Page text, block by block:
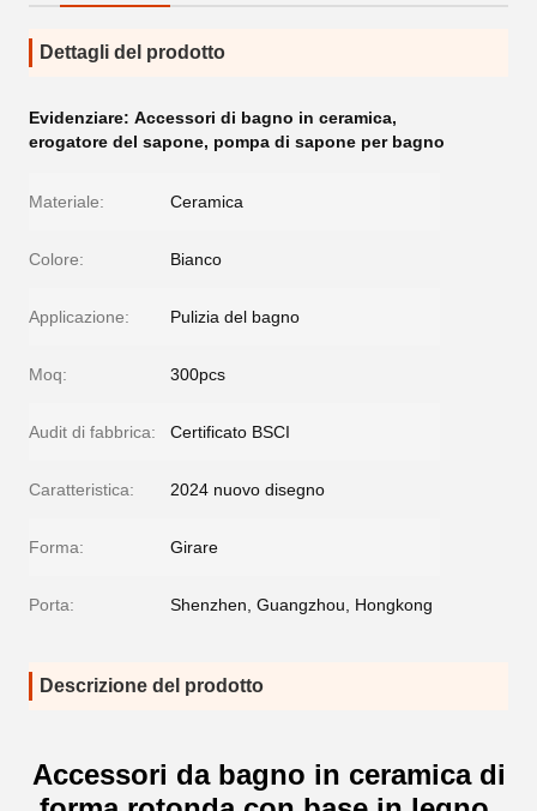
Dettagli del prodotto
Evidenziare: Accessori di bagno in ceramica,
erogatore del sapone, pompa di sapone per bagno
Materiale: Ceramica
Colore: Bianco
Applicazione: Pulizia del bagno
Moq: 300pcs
Audit di fabbrica: Certificato BSCI
Caratteristica: 2024 nuovo disegno
Forma: Girare
Porta: Shenzhen, Guangzhou, Hongkong
Descrizione del prodotto
Accessori da bagno in ceramica di